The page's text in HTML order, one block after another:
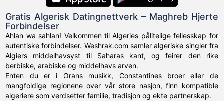
Gratis Algerisk Datingnettverk – Maghreb Hjerte
Forbindelser
Ahlan wa sahlan! Velkommen til Algeries pålitelige fellesskap for
autentiske forbindelser. Weshrak.com samler algeriske singler fra
Algiers middelhavsyst til Saharas kant, og feirer den rike
berbiske, arabiske og middelhavs arven.
Enten du er i Orans musikk, Constantines broer eller de
mangfoldige regionene over vår store nasjon, finn kompatible
algeriere som verdsetter familie, tradisjon og ekte partnerskap.